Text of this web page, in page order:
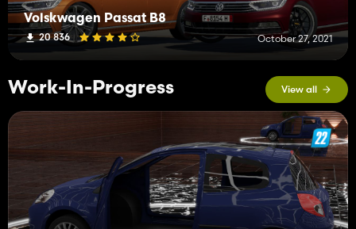
Volskwagen Passat B8
20 836 October 27, 2021
Work-In-Progress View all